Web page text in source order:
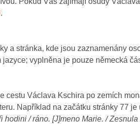
.
a stránka, kde jsou zaznamenány
vyplněna je pouze německá
cestu Václava Kschira po zemích
Například na začátku stránky 77 je
/ ráno. [J]meno Marie. /